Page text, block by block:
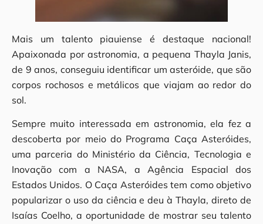
Mais um talento piauiense é destaque nacional!
Apaixonada por astronomia, a pequena Thayla Janis,
de 9 anos, conseguiu identificar um asteróide, que são
corpos rochosos e metálicos que viajam ao redor do
sol.
Sempre muito interessada em astronomia, ela fez a
descoberta por meio do Programa Caça Asteróides,
uma parceria do Ministério da Ciência, Tecnologia e
Inovação com a NASA, a Agência Espacial dos
Estados Unidos. O Caça Asteróides tem como objetivo
popularizar o uso da ciência e deu à Thayla, direto de
Isaías Coelho, a oportunidade de mostrar seu talento